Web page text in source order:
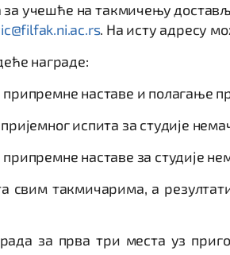
за учешће на такмичењу
. На исту адресу
награде:
наставе и полагање
испита за студије
наставе за студије
такмичарима, а
за прва три места уз